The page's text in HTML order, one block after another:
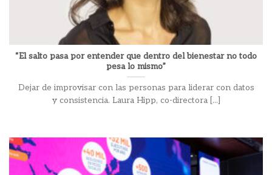
“El salto pasa por entender que dentro del bienestar no todo
pesa lo mismo”
Dejar de improvisar con las personas para liderar con datos
y consistencia. Laura Hipp, co-directora [...]